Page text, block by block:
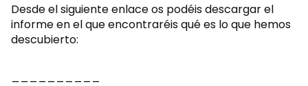
Desde el siguiente enlace os podéis descargar el
informe en el que encontraréis qué es lo que hemos
descubierto: